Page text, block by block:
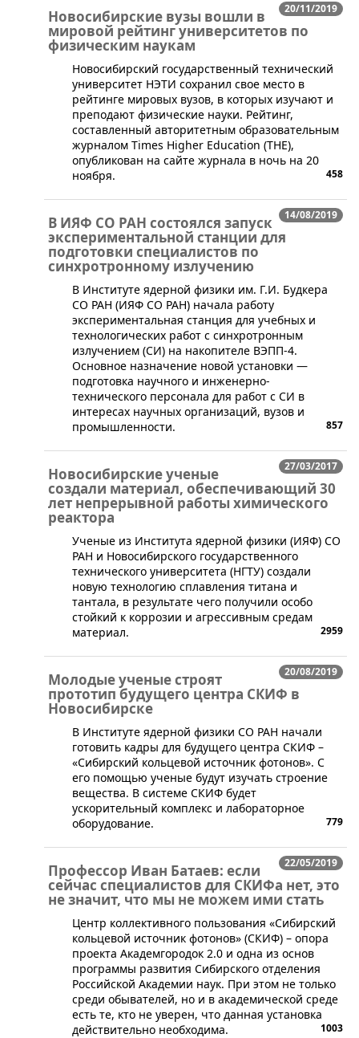
20/11/2019
Новосибирские вузы вошли в
мировой рейтинг университетов по
физическим наукам
​Новосибирский государственный технический
университет НЭТИ сохранил свое место в
рейтинге мировых вузов, в которых изучают и
преподают физические науки. Рейтинг,
составленный авторитетным образовательным
журналом Times Higher Education (THE),
опубликован на сайте журнала в ночь на 20
ноября.
458
14/08/2019
В ИЯФ СО РАН состоялся запуск
экспериментальной станции для
подготовки специалистов по
синхротронному излучению
​В Институте ядерной физики им. Г.И. Будкера
СО РАН (ИЯФ СО РАН) начала работу
экспериментальная станция для учебных и
технологических работ с синхротронным
излучением (СИ) на накопителе ВЭПП-4.
Основное назначение новой установки —
подготовка научного и инженерно-
технического персонала для работ с СИ в
интересах научных организаций, вузов и
промышленности.
857
27/03/2017
Новосибирские ученые
создали материал, обеспечивающий 30
лет непрерывной работы химического
реактора
Ученые из Института ядерной физики (ИЯФ) СО
РАН и Новосибирского государственного
технического университета (НГТУ) создали
новую технологию сплавления титана и
тантала, в результате чего получили особо
стойкий к коррозии и агрессивным средам
материал.
2959
20/08/2019
Молодые ученые строят
прототип будущего центра СКИФ в
Новосибирске
В Институте ядерной физики СО РАН начали
готовить кадры для будущего центра СКИФ –
«Сибирский кольцевой источник фотонов». С
его помощью ученые будут изучать строение
вещества. В системе СКИФ будет
ускорительный комплекс и лабораторное
оборудование.
779
22/05/2019
Профессор Иван Батаев: если
сейчас специалистов для СКИФа нет, это
не значит, что мы не можем ими стать
​Центр коллективного пользования «Сибирский
кольцевой источник фотонов» (СКИФ) – опора
проекта Академгородок 2.0 и одна из основ
программы развития Сибирского отделения
Российской Академии наук. При этом не только
среди обывателей, но и в академической среде
есть те, кто не уверен, что данная установка
действительно необходима.
1003